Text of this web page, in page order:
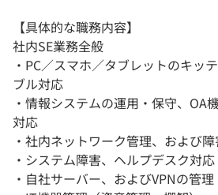
【具体的な職務内容】
社内SE業務全般
・PC／スマホ／タブレットのキッ
ブル対応
・情報システムの運用・保守、OA
対応
・社内ネットワーク管理、および
・システム障害、ヘルプデスク対応
・自社サーバー、およびVPNの管理